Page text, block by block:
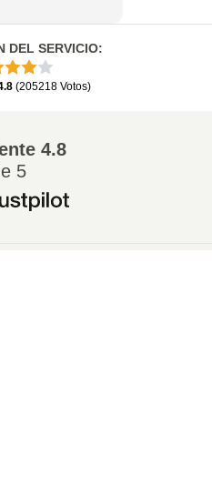
DEL SERVICIO:
(205218 Votos)
4.8
5